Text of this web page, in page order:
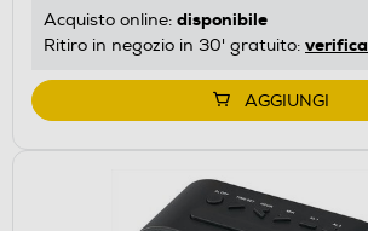
Acquisto online: disponibile
Ritiro in negozio in 30' gratuito: verifica
AGGIUNGI